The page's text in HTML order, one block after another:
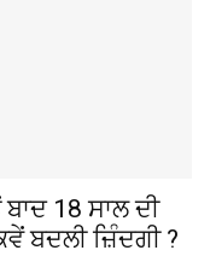
18 ਸਾਲ ਦੀ
ਬਦਲੀ ਜ਼ਿੰਦਗੀ ?